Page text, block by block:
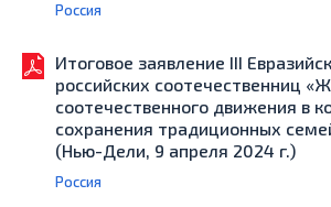
Россия
Итоговое заявление III
российских соотечественниц
соотечественного движения в
сохранения традиционных
(Нью-Дели, 9 апреля 2024 г.)
Россия